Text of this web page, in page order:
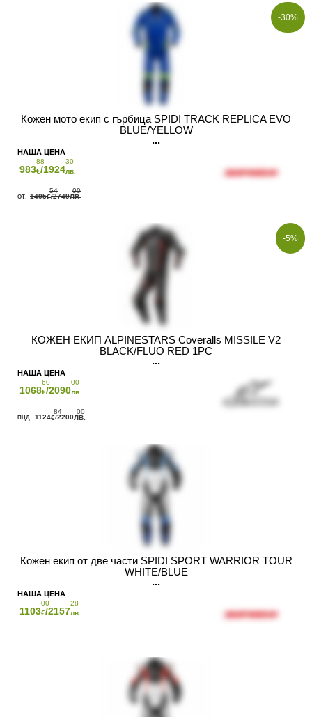
-30%
Кожен мото екип с гърбица SPIDI TRACK REPLICA EVO
BLUE/YELLOW
983
88
€/1924
30
лв.
1405
54
€/2749
00
ЛВ.
-5%
КОЖЕН ЕКИП ALPINESTARS Coveralls MISSILE V2
BLACK/FLUO RED 1PC
1068
60
€/2090
00
лв.
1124
84
€/2200
00
ЛВ.
Кожен екип от две части SPIDI SPORT WARRIOR TOUR
WHITE/BLUE
1103
00
€/2157
28
лв.